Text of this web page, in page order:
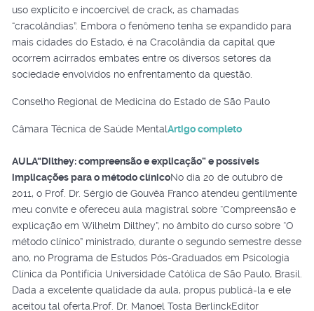
uso explícito e incoercível de crack, as chamadas
“cracolândias”. Embora o fenômeno tenha se expandido para
mais cidades do Estado, é na Cracolândia da capital que
ocorrem acirrados embates entre os diversos setores da
sociedade envolvidos no enfrentamento da questão.
Conselho Regional de Medicina do Estado de São Paulo
Câmara Técnica de Saúde MentalArtigo completo
AULA“Dilthey: compreensão e explicação” e possíveis
implicações para o método clínicoNo dia 20 de outubro de
2011, o Prof. Dr. Sérgio de Gouvêa Franco atendeu gentilmente
meu convite e ofereceu aula magistral sobre “Compreensão e
explicação em Wilhelm Dilthey”, no âmbito do curso sobre “O
método clínico” ministrado, durante o segundo semestre desse
ano, no Programa de Estudos Pós-Graduados em Psicologia
Clínica da Pontifícia Universidade Católica de São Paulo, Brasil.
Dada a excelente qualidade da aula, propus publicá-la e ele
aceitou tal oferta.Prof. Dr. Manoel Tosta BerlinckEditor